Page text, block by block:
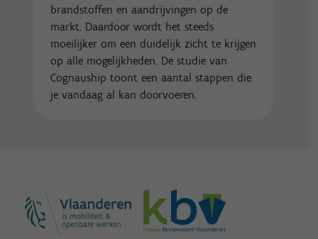
brandstoffen en aandrijvingen op de
markt. Daardoor wordt het steeds
moeilijker om een duidelijk zicht te krijgen
op alle mogelijkheden. De studie van
Cognauship toont een aantal stappen die
je vandaag al kan doorvoeren.